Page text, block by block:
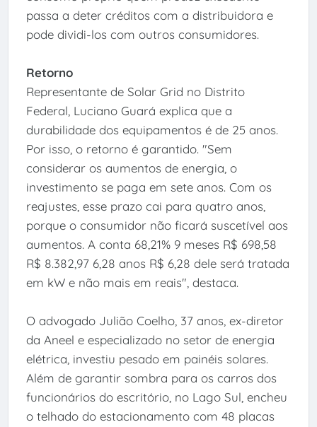
passa a deter créditos com a distribuidora e
pode dividi-los com outros consumidores.
Retorno
Representante de Solar Grid no Distrito
Federal, Luciano Guará explica que a
durabilidade dos equipamentos é de 25 anos.
Por isso, o retorno é garantido. "Sem
considerar os aumentos de energia, o
investimento se paga em sete anos. Com os
reajustes, esse prazo cai para quatro anos,
porque o consumidor não ficará suscetível aos
aumentos. A conta 68,21% 9 meses R$ 698,58
R$ 8.382,97 6,28 anos R$ 6,28 dele será tratada
em kW e não mais em reais", destaca.
O advogado Julião Coelho, 37 anos, ex-diretor
da Aneel e especializado no setor de energia
elétrica, investiu pesado em painéis solares.
Além de garantir sombra para os carros dos
funcionários do escritório, no Lago Sul, encheu
o telhado do estacionamento com 48 placas